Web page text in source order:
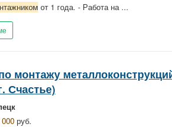
от 1 года. - Работа на ...
монтажу
Счастье)
руб.